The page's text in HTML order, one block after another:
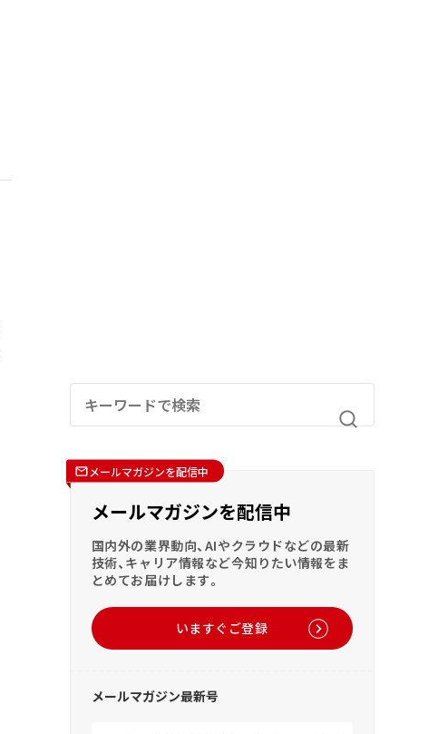
メールマガジンを配信中
メールマガジンを配信中
国内外の業界動向、AIやクラウドなどの最新
技術、キャリア情報など今知りたい情報をま
とめてお届けします。
いますぐご登録
メールマガジン最新号